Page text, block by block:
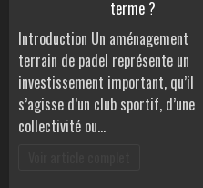
terme ?
Introduction Un aménagement
terrain de padel représente un
investissement important, qu’il
s’agisse d’un club sportif, d’une
collectivité ou…